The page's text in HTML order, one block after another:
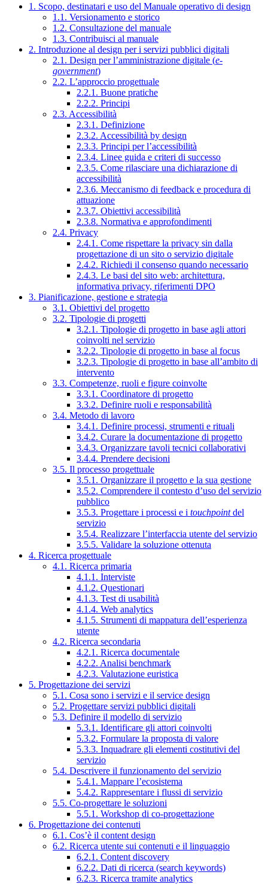
1. Scopo, destinatari e uso del Manuale operativo di design
1.1. Versionamento e storico
1.2. Consultazione del manuale
1.3. Contribuisci al manuale
2. Introduzione al design per i servizi pubblici digitali
2.1. Design per l’amministrazione digitale (e-
government)
2.2. L’approccio progettuale
2.2.1. Buone pratiche
2.2.2. Principi
2.3. Accessibilità
2.3.1. Definizione
2.3.2. Accessibilità by design
2.3.3. Principi per l’accessibilità
2.3.4. Linee guida e criteri di successo
2.3.5. Come rilasciare una dichiarazione di
accessibilità
2.3.6. Meccanismo di feedback e procedura di
attuazione
2.3.7. Obiettivi accessibilità
2.3.8. Normativa e approfondimenti
2.4. Privacy
2.4.1. Come rispettare la privacy sin dalla
progettazione di un sito o servizio digitale
2.4.2. Richiedi il consenso quando necessario
2.4.3. Le basi del sito web: architettura,
informativa privacy, riferimenti DPO
3. Pianificazione, gestione e strategia
3.1. Obiettivi del progetto
3.2. Tipologie di progetti
3.2.1. Tipologie di progetto in base agli attori
coinvolti nel servizio
3.2.2. Tipologie di progetto in base al focus
3.2.3. Tipologie di progetto in base all’ambito di
intervento
3.3. Competenze, ruoli e figure coinvolte
3.3.1. Coordinatore di progetto
3.3.2. Definire ruoli e responsabilità
3.4. Metodo di lavoro
3.4.1. Definire processi, strumenti e rituali
3.4.2. Curare la documentazione di progetto
3.4.3. Organizzare tavoli tecnici collaborativi
3.4.4. Prendere decisioni
3.5. Il processo progettuale
3.5.1. Organizzare il progetto e la sua gestione
3.5.2. Comprendere il contesto d’uso del servizio
pubblico
3.5.3. Progettare i processi e i touchpointdel
servizio
3.5.4. Realizzare l’interfaccia utente del servizio
3.5.5. Validare la soluzione ottenuta
4. Ricerca progettuale
4.1. Ricerca primaria
4.1.1. Interviste
4.1.2. Questionari
4.1.3. Test di usabilità
4.1.4. Web analytics
4.1.5. Strumenti di mappatura dell’esperienza
utente
4.2. Ricerca secondaria
4.2.1. Ricerca documentale
4.2.2. Analisi benchmark
4.2.3. Valutazione euristica
5. Progettazione dei servizi
5.1. Cosa sono i servizi e il service design
5.2. Progettare servizi pubblici digitali
5.3. Definire il modello di servizio
5.3.1. Identificare gli attori coinvolti
5.3.2. Formulare la proposta di valore
5.3.3. Inquadrare gli elementi costitutivi del
servizio
5.4. Descrivere il funzionamento del servizio
5.4.1. Mappare l’ecosistema
5.4.2. Rappresentare i flussi di servizio
5.5. Co-progettare le soluzioni
5.5.1. Workshop di co-progettazione
6. Progettazione dei contenuti
6.1. Cos’è il content design
6.2. Ricerca utente sui contenuti e il linguaggio
6.2.1. Content discovery
6.2.2. Dati di ricerca (search keywords)
6.2.3. Ricerca tramite analytics